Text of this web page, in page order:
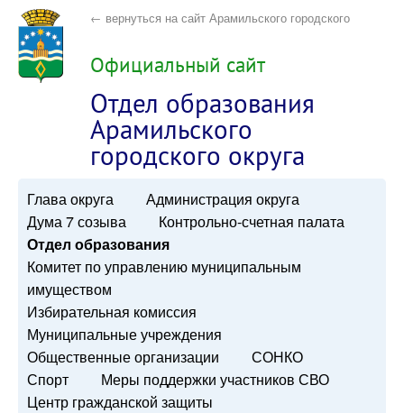
← вернуться на сайт Арамильского городского
округа
Официальный сайт
Отдел образования
Арамильского
городского округа
Глава округа
Администрация округа
Дума 7 созыва
Контрольно-счетная палата
Отдел образования
Комитет по управлению муниципальным
имуществом
Избирательная комиссия
Муниципальные учреждения
Общественные организации
СОНКО
Спорт
Меры поддержки участников СВО
Центр гражданской защиты